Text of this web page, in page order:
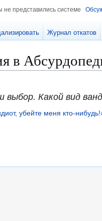
в
Какой вид
убейте меня кто-
не представились системе
Журнал откатов